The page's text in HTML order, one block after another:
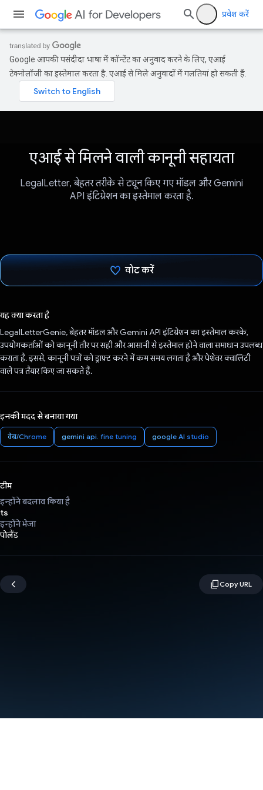
प्रवेश करें
Google आपकी पसंदीदा भाषा में कॉन्टेंट का अनुवाद करने के लिए, एआई
टेक्नोलॉजी का इस्तेमाल करता है. एआई से मिले अनुवादों में गलतियां हो सकती हैं.
एआई से मिलने वाली कानूनी सहायता
LegalLetter, बेहतर तरीके से ट्यून किए गए मॉडल और Gemini
API इंटिग्रेशन का इस्तेमाल करता है.
वोट करें
यह क्या करता है
LegalLetterGenie, बेहतर मॉडल और Gemini API इंटिग्रेशन का इस्तेमाल करके,
उपयोगकर्ताओं को कानूनी तौर पर सही और आसानी से इस्तेमाल होने वाला समाधान उपलब्ध
कराता है. इससे, कानूनी पत्रों को ड्राफ़्ट करने में कम समय लगता है और पेशेवर क्वालिटी
वाले पत्र तैयार किए जा सकते हैं.
इनकी मदद से बनाया गया
वेब/Chrome gemini api. fine tuning google AI studio
टीम
इन्होंने बदलाव किया है
ts
इन्होंने भेजा
पोलैंड